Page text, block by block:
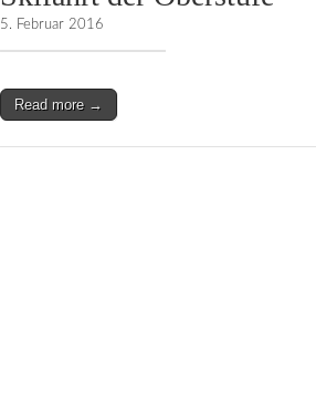
5. Februar 2016
Read more →